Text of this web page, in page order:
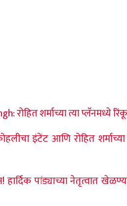
रोहित शर्माच्या त्या प्लॅनमध्ये
इंटेंट आणि रोहित
पांड्याच्या नेतृत्वात